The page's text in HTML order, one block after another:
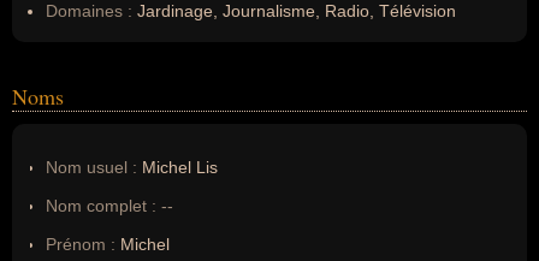
Domaines : Jardinage, Journalisme, Radio, Télévision
Noms
Nom usuel : Michel Lis
Nom complet : --
Prénom : Michel